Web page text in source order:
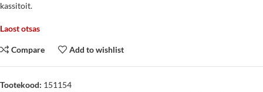
kassitoit.
Laost otsas
Compare Add to wishlist
Tootekood: 151154